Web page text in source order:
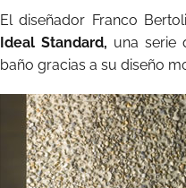
El diseñador Franco
Ideal Standard, una serie
baño gracias a su diseño